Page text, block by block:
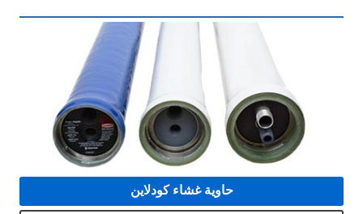
حاوية غشاء كودلاين